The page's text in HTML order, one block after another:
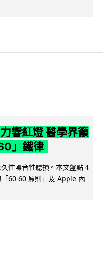
響紅燈 醫學界籲
」鐵律
性噪音性聽損。本文盤點 4
60-60 原則」及 Apple 內